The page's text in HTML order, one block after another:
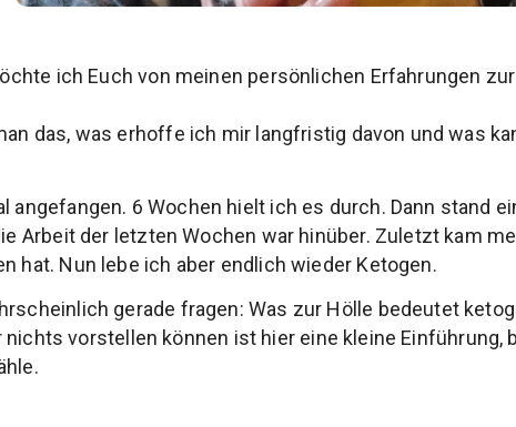
ich Euch von meinen persönlichen Erfahrungen
das, was erhoffe ich mir langfristig davon und was
angefangen. 6 Wochen hielt ich es durch. Dann stand
Arbeit der letzten Wochen war hinüber. Zuletzt kam
hat. Nun lebe ich aber endlich wieder Ketogen.
gerade fragen: Was zur Hölle bedeutet
nichts vorstellen können ist hier eine kleine Einführung,